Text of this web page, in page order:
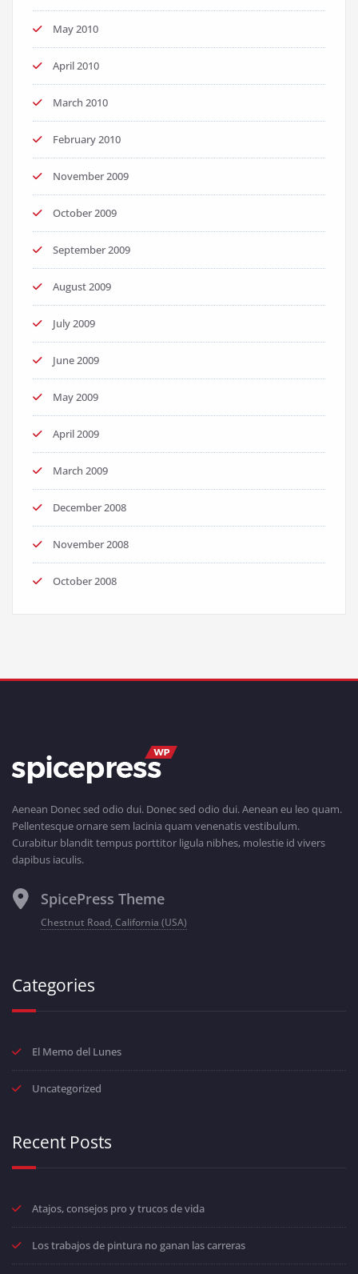
May 2010
April 2010
March 2010
February 2010
November 2009
October 2009
September 2009
August 2009
July 2009
June 2009
May 2009
April 2009
March 2009
December 2008
November 2008
October 2008
Aenean Donec sed odio dui. Donec sed odio dui. Aenean eu leo quam.
Pellentesque ornare sem lacinia quam venenatis vestibulum.
Curabitur blandit tempus porttitor ligula nibhes, molestie id vivers
dapibus iaculis.
SpicePress Theme
Chestnut Road, California (USA)
Categories
El Memo del Lunes
Uncategorized
Recent Posts
Atajos, consejos pro y trucos de vida
Los trabajos de pintura no ganan las carreras